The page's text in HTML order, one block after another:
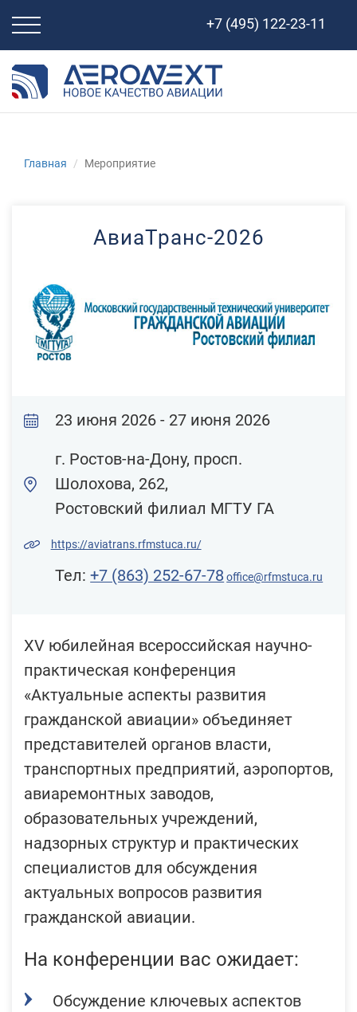
Свернуть
навигацию
+7 (495) 122-23-11
Главная Мероприятие
АвиаТранс-2026
23 июня 2026 - 27 июня 2026
г. Ростов-на-Дону, просп.
Шолохова, 262,
Ростовский филиал МГТУ ГА
https://aviatrans.rfmstuca.ru/
Тел:+7 (863) 252-67-78 office@rfmstuca.ru
XV юбилейная всероссийская научно-
практическая конференция
«Актуальные аспекты развития
гражданской авиации» объединяет
представителей органов власти,
транспортных предприятий, аэропортов,
авиаремонтных заводов,
образовательных учреждений,
надзорных структур и практических
специалистов для обсуждения
актуальных вопросов развития
гражданской авиации.
На конференции вас ожидает:
Обсуждение ключевых аспектов